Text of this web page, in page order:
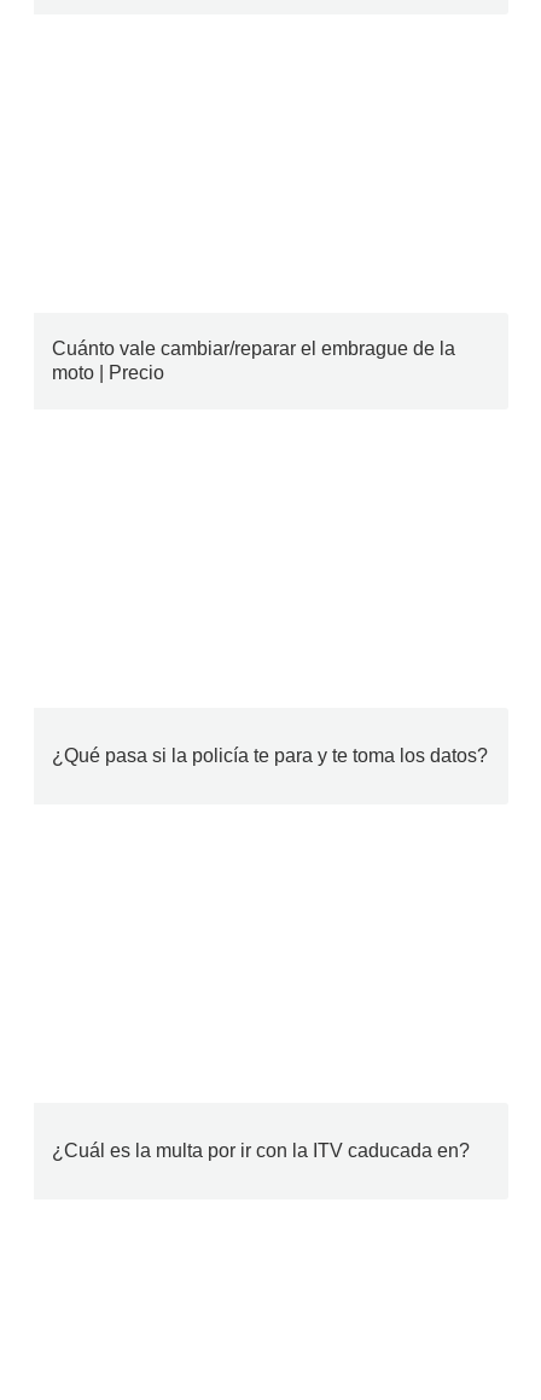
Cuánto vale cambiar/reparar el embrague de la
moto | Precio
¿Qué pasa si la policía te para y te toma los datos?
¿Cuál es la multa por ir con la ITV caducada en?